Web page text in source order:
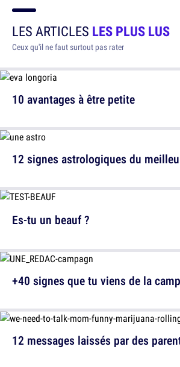
LES ARTICLES LES PLUS LUS
Ceux qu'il ne faut surtout pas rater
10 avantages à être petite
12 signes astrologiques du
12 messages laissés par des
Es-tu un beauf ?
+40 signes que tu viens de la